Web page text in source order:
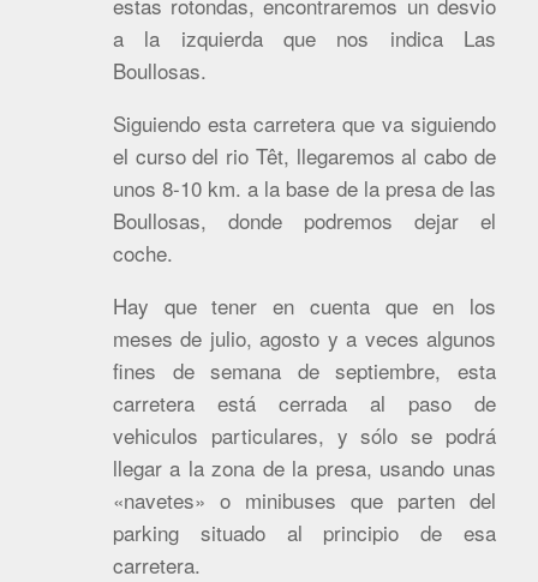
a la izquierda que nos indica Las
Boullosas.
Siguiendo esta carretera que va siguiendo
el curso del rio Têt, llegaremos al cabo de
unos 8-10 km. a la base de la presa de las
Boullosas, donde podremos dejar el
coche.
Hay que tener en cuenta que en los
meses de julio, agosto y a veces algunos
fines de semana de septiembre, esta
carretera está cerrada al paso de
vehiculos particulares, y sólo se podrá
llegar a la zona de la presa, usando unas
«navetes» o minibuses que parten del
parking situado al principio de esa
carretera.